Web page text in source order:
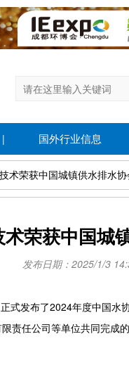
| 国外行业信息
术荣获中国城镇供水排水
荣获中国城
发布日期：2025/1/3
式发布了2024年度中国
责任公司等单位共同完成